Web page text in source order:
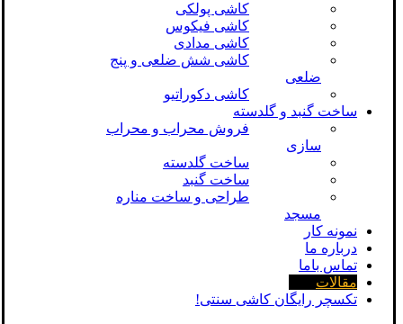
کاشی پولکی
کاشی فیکوس
کاشی مدادی
کاشی شش ضلعی و پنج
ضلعی
کاشی دکوراتیو
ساخت گنبد و گلدسته
فروش محراب و محراب
سازی
ساخت گلدسته
ساخت گنبد
طراحی و ساخت مناره
مسجد
نمونه کار
درباره ما
تماس باما
مقالات
تکسچر رایگان کاشی سنتی!